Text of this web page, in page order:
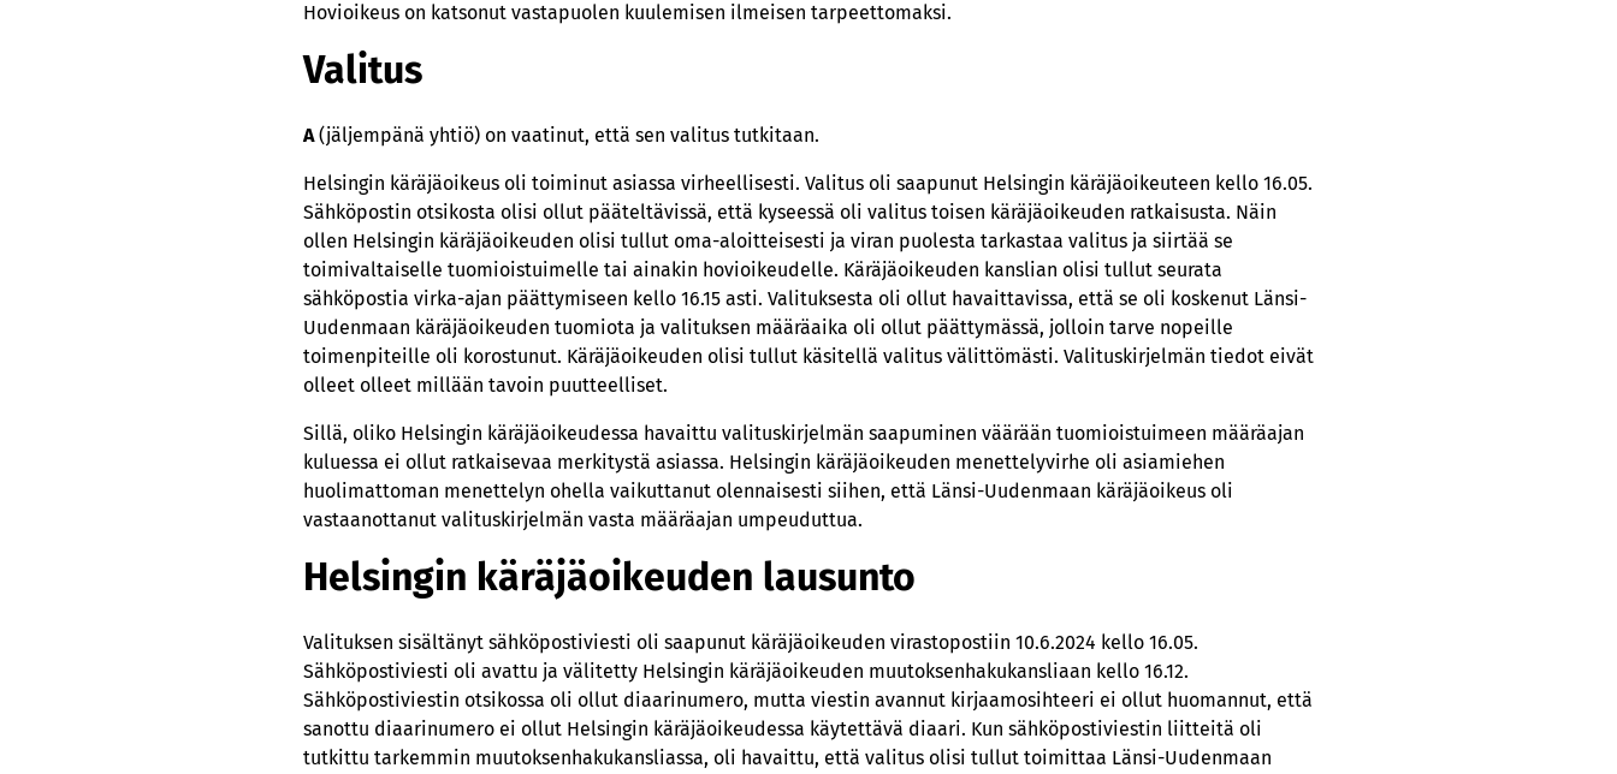
Hovioikeus on katsonut vastapuolen kuulemisen ilmeisen tarpeettomaksi.
Valitus
A(jäljempänä yhtiö) on vaatinut, että sen valitus tutkitaan.
Helsingin käräjäoikeus oli toiminut asiassa virheellisesti. Valitus oli saapunut Helsingin käräjäoikeuteen kello 16.05.
Sähköpostin otsikosta olisi ollut pääteltävissä, että kyseessä oli valitus toisen käräjäoikeuden ratkaisusta. Näin
ollen Helsingin käräjäoikeuden olisi tullut oma-aloitteisesti ja viran puolesta tarkastaa valitus ja siirtää se
toimivaltaiselle tuomioistuimelle tai ainakin hovioikeudelle. Käräjäoikeuden kanslian olisi tullut seurata
sähköpostia virka-ajan päättymiseen kello 16.15 asti. Valituksesta oli ollut havaittavissa, että se oli koskenut Länsi-
Uudenmaan käräjäoikeuden tuomiota ja valituksen määräaika oli ollut päättymässä, jolloin tarve nopeille
toimenpiteille oli korostunut. Käräjäoikeuden olisi tullut käsitellä valitus välittömästi. Valituskirjelmän tiedot eivät
olleet olleet millään tavoin puutteelliset.
Sillä, oliko Helsingin käräjäoikeudessa havaittu valituskirjelmän saapuminen väärään tuomioistuimeen määräajan
kuluessa ei ollut ratkaisevaa merkitystä asiassa. Helsingin käräjäoikeuden menettelyvirhe oli asiamiehen
huolimattoman menettelyn ohella vaikuttanut olennaisesti siihen, että Länsi-Uudenmaan käräjäoikeus oli
vastaanottanut valituskirjelmän vasta määräajan umpeuduttua.
Helsingin käräjäoikeuden lausunto
Valituksen sisältänyt sähköpostiviesti oli saapunut käräjäoikeuden virastopostiin 10.6.2024 kello 16.05.
Sähköpostiviesti oli avattu ja välitetty Helsingin käräjäoikeuden muutoksenhakukansliaan kello 16.12.
Sähköpostiviestin otsikossa oli ollut diaarinumero, mutta viestin avannut kirjaamosihteeri ei ollut huomannut, että
sanottu diaarinumero ei ollut Helsingin käräjäoikeudessa käytettävä diaari. Kun sähköpostiviestin liitteitä oli
tutkittu tarkemmin muutoksenhakukansliassa, oli havaittu, että valitus olisi tullut toimittaa Länsi-Uudenmaan